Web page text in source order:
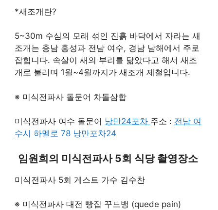
*새조개란?
5~30m 수심의 모래 섞인 진흙 바닥에서 자라는 새
조개는 충남 홍성과 전남 여수, 경남 남해에서 주로
잡힙니다. 속살이 새의 부리를 닮았다고 해서 새조
개로 불리며 1월~4월까지가 새조개 제철입니다.
※ 미식전파사 돌문어 차돌삼합
미식전파사 여수 돌문어 낭만24포차 주소 : 전남 여
수시 하멜로 78 낭만포차24
임원희의 미식전파사 5회 식당 촬영장소
미식전파사 5회 게스트 가수 김수찬
※ 미식전파사 대전 빵집 꾸드뱅 (quede pain)